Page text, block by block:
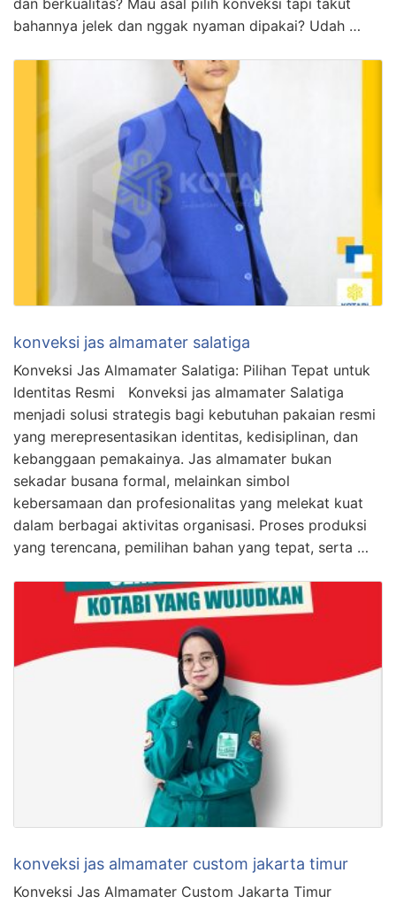
bahannya jelek dan nggak nyaman dipakai? Udah …
konveksi jas almamater salatiga
Konveksi Jas Almamater Salatiga: Pilihan Tepat untuk
Identitas Resmi Konveksi jas almamater Salatiga
menjadi solusi strategis bagi kebutuhan pakaian resmi
yang merepresentasikan identitas, kedisiplinan, dan
kebanggaan pemakainya. Jas almamater bukan
sekadar busana formal, melainkan simbol
kebersamaan dan profesionalitas yang melekat kuat
dalam berbagai aktivitas organisasi. Proses produksi
yang terencana, pemilihan bahan yang tepat, serta …
konveksi jas almamater custom jakarta timur
Konveksi Jas Almamater Custom Jakarta Timur